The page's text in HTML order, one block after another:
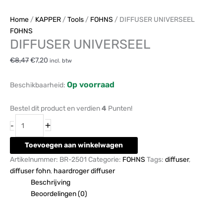
Home / KAPPER /Tools / FOHNS / DIFFUSER UNIVERSEEL
FOHNS
DIFFUSER UNIVERSEEL
€8,47€7,20 incl. btw
Beschikbaarheid: Op voorraad
Bestel dit product en verdien4 Punten!
- +
Toevoegen aan winkelwagen
Artikelnummer: BR-2501 Categorie: FOHNS Tags: diffuser,
diffuser fohn, haardroger diffuser
Beschrijving
Beoordelingen (0)